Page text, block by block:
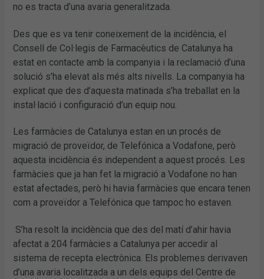
no es tracta d’una avaria generalitzada.
Des que es va tenir coneixement de la incidència, el
Consell de Col·legis de Farmacèutics de Catalunya ha
estat en contacte amb la companyia i la reclamació d’una
solució s’ha elevat als més alts nivells. La companyia ha
explicat que des d’aquesta matinada s’ha treballat en la
instal·lació i configuració d’un equip nou.
Les farmàcies de Catalunya estan en un procés de
migració de proveïdor, de Telefónica a Vodafone, però
aquesta incidència és independent a aquest procés. Les
farmàcies que ja han fet la migració a Vodafone no han
estat afectades, però hi havia farmàcies que encara tenen
com a proveïdor a Telefónica que tampoc ho estaven.
S’ha resolt la incidència que des del matí d’ahir havia
afectat a 204 farmàcies a Catalunya per accedir al
sistema de recepta electrònica. Els problemes derivaven
d’una avaria localitzada a un dels equips del Centre de